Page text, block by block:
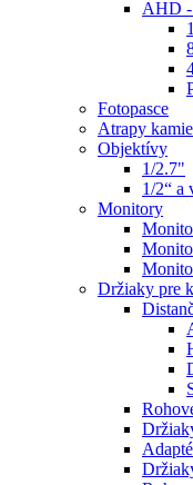
AHD
Fotopasce
Atrapy
Objektívy
1/2.7"
1/2“ a
Monitory
Držiaky pre